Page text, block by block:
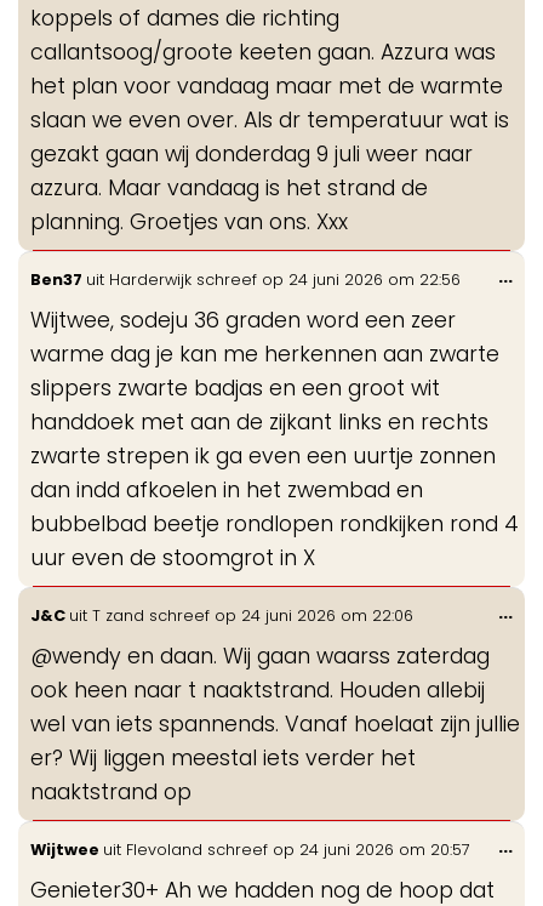
koppels of dames die richting
callantsoog/groote keeten gaan. Azzura was
het plan voor vandaag maar met de warmte
slaan we even over. Als dr temperatuur wat is
gezakt gaan wij donderdag 9 juli weer naar
azzura. Maar vandaag is het strand de
planning. Groetjes van ons. Xxx
Ben37 uit Harderwijk schreef op 24 juni 2026 om 22:56
Wijtwee, sodeju 36 graden word een zeer
warme dag je kan me herkennen aan zwarte
slippers zwarte badjas en een groot wit
handdoek met aan de zijkant links en rechts
zwarte strepen ik ga even een uurtje zonnen
dan indd afkoelen in het zwembad en
bubbelbad beetje rondlopen rondkijken rond 4
uur even de stoomgrot in X
...
J&C uit T zand schreef op 24 juni 2026 om 22:06
@wendy en daan. Wij gaan waarss zaterdag
ook heen naar t naaktstrand. Houden allebij
wel van iets spannends. Vanaf hoelaat zijn jullie
er? Wij liggen meestal iets verder het
naaktstrand op
...
Wijtwee uit Flevoland schreef op 24 juni 2026 om 20:57
Genieter30+ Ah we hadden nog de hoop dat
...